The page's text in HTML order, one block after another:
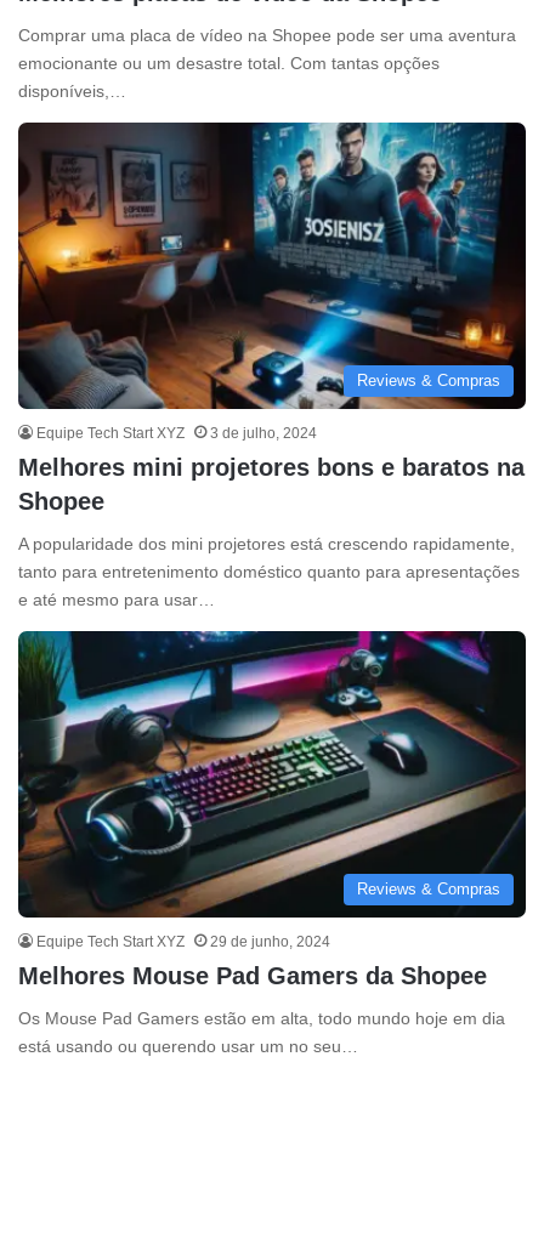
Comprar uma placa de vídeo na Shopee pode ser uma aventura
emocionante ou um desastre total. Com tantas opções
disponíveis,…
Reviews & Compras
Equipe Tech Start XYZ 3 de julho, 2024
Melhores mini projetores bons e baratos na
Shopee
A popularidade dos mini projetores está crescendo rapidamente,
tanto para entretenimento doméstico quanto para apresentações
e até mesmo para usar…
Reviews & Compras
Equipe Tech Start XYZ 29 de junho, 2024
Melhores Mouse Pad Gamers da Shopee
Os Mouse Pad Gamers estão em alta, todo mundo hoje em dia
está usando ou querendo usar um no seu…